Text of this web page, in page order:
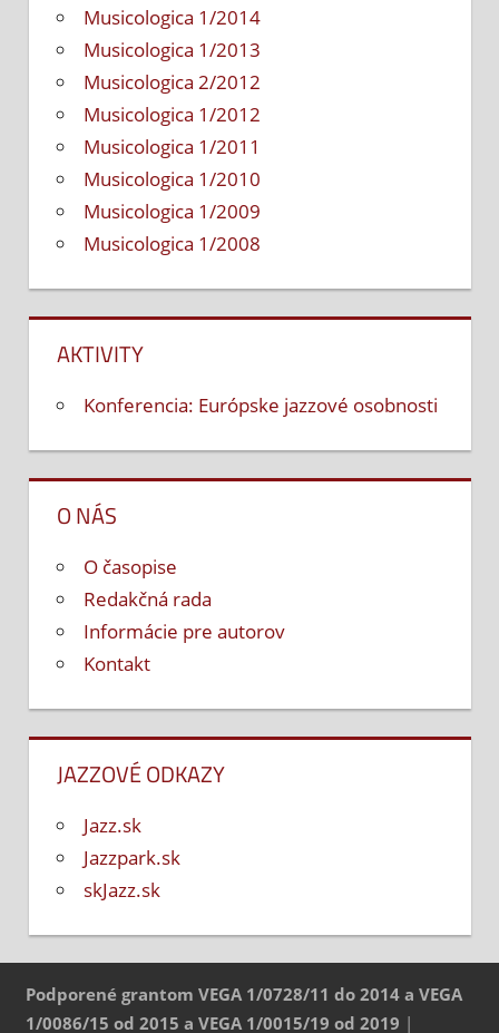
Musicologica 1/2014
Musicologica 1/2013
Musicologica 2/2012
Musicologica 1/2012
Musicologica 1/2011
Musicologica 1/2010
Musicologica 1/2009
Musicologica 1/2008
AKTIVITY
Konferencia: Európske jazzové osobnosti
O NÁS
O časopise
Redakčná rada
Informácie pre autorov
Kontakt
JAZZOVÉ ODKAZY
Jazz.sk
Jazzpark.sk
skJazz.sk
Podporené grantom VEGA 1/0728/11 do 2014 a VEGA
1/0086/15 od 2015 a VEGA 1/0015/19 od 2019 |